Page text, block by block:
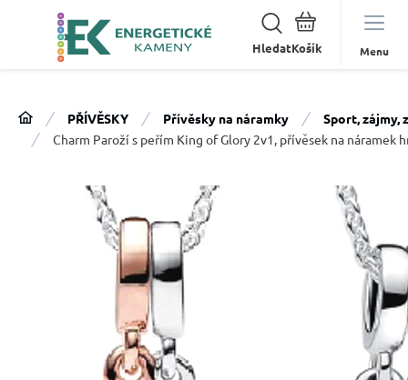
Hledat Menu
PŘÍVĚSKY Přívěsky na náramky
Sport, zájmy,
Charm Paroží s peřím King of Glory 2v1, přívěsek na náramek